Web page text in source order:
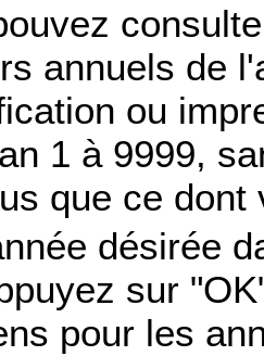
annuels de
ou
1 à 9999,
que ce dont
désirée
sur
pour les